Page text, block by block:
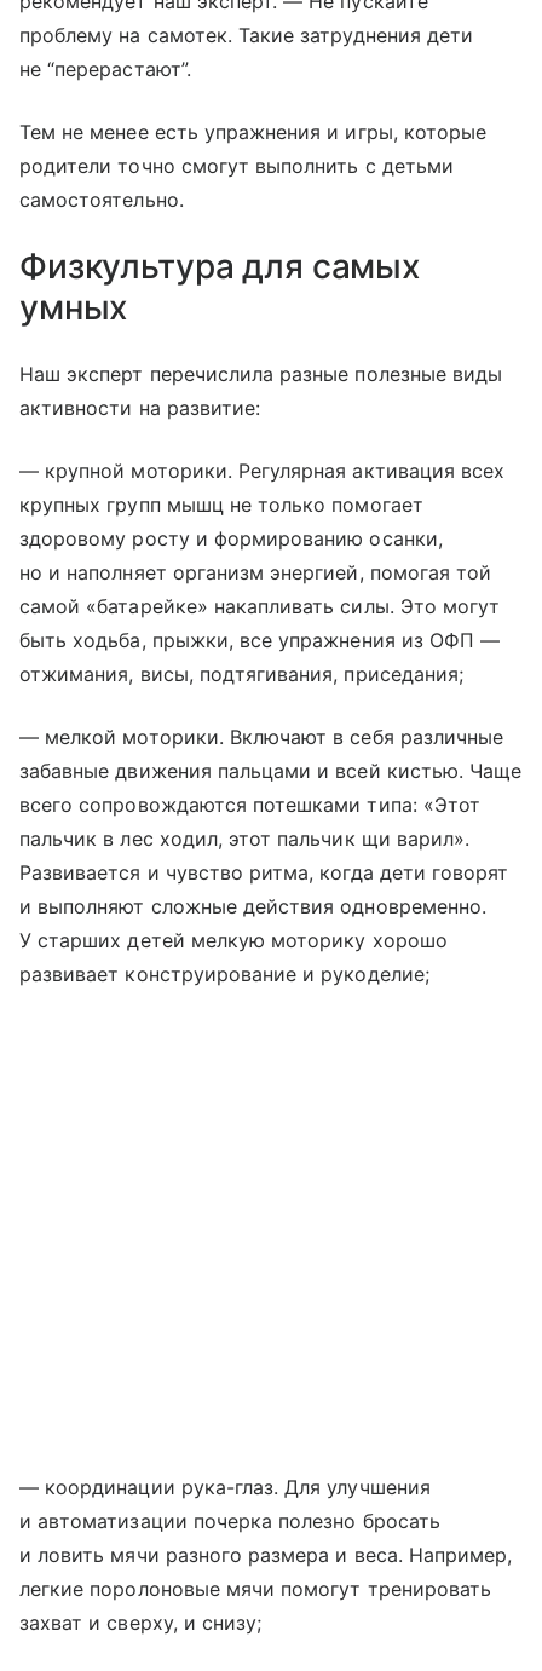
проблему на самотек. Такие затруднения дети
не “перерастают”.
Тем не менее есть упражнения и игры, которые
родители точно смогут выполнить с детьми
самостоятельно.
Физкультура для самых
умных
Наш эксперт перечислила разные полезные виды
активности на развитие:
— крупной моторики. Регулярная активация всех
крупных групп мышц не только помогает
здоровому росту и формированию осанки,
но и наполняет организм энергией, помогая той
самой «батарейке» накапливать силы. Это могут
быть ходьба, прыжки, все упражнения из ОФП —
отжимания, висы, подтягивания, приседания;
— мелкой моторики. Включают в себя различные
забавные движения пальцами и всей кистью. Чаще
всего сопровождаются потешками типа: «Этот
пальчик в лес ходил, этот пальчик щи варил».
Развивается и чувство ритма, когда дети говорят
и выполняют сложные действия одновременно.
У старших детей мелкую моторику хорошо
развивает конструирование и рукоделие;
— координации рука-глаз. Для улучшения
и автоматизации почерка полезно бросать
и ловить мячи разного размера и веса. Например,
легкие поролоновые мячи помогут тренировать
захват и сверху, и снизу;